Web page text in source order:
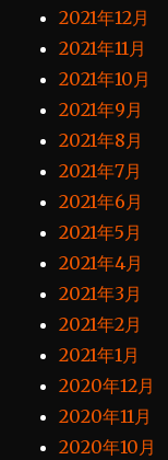
2021年12月
2021年11月
2021年10月
2021年9月
2021年8月
2021年7月
2021年6月
2021年5月
2021年4月
2021年3月
2021年2月
2021年1月
2020年12月
2020年11月
2020年10月